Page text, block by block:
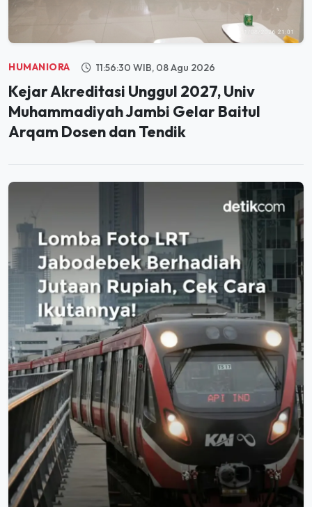
HUMANIORA 11:56:30 WIB, 08 Agu 2026
Kejar Akreditasi Unggul 2027, Univ
Muhammadiyah Jambi Gelar Baitul
Arqam Dosen dan Tendik